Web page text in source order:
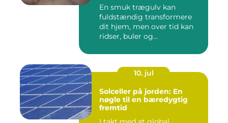
En smuk trægulv kan
fuldstændig transformere
dit hjem, men over tid kan
ridser, buler og...
10. jul
Solceller på jorden: En
nøgle til en bæredygtig
fremtid